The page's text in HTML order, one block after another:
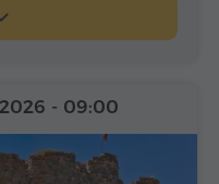
- 09:00